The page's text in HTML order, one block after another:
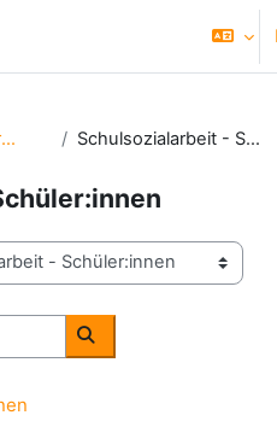
Schülerbereich Schulsozialarbeit - Schüler:innen
Search courses